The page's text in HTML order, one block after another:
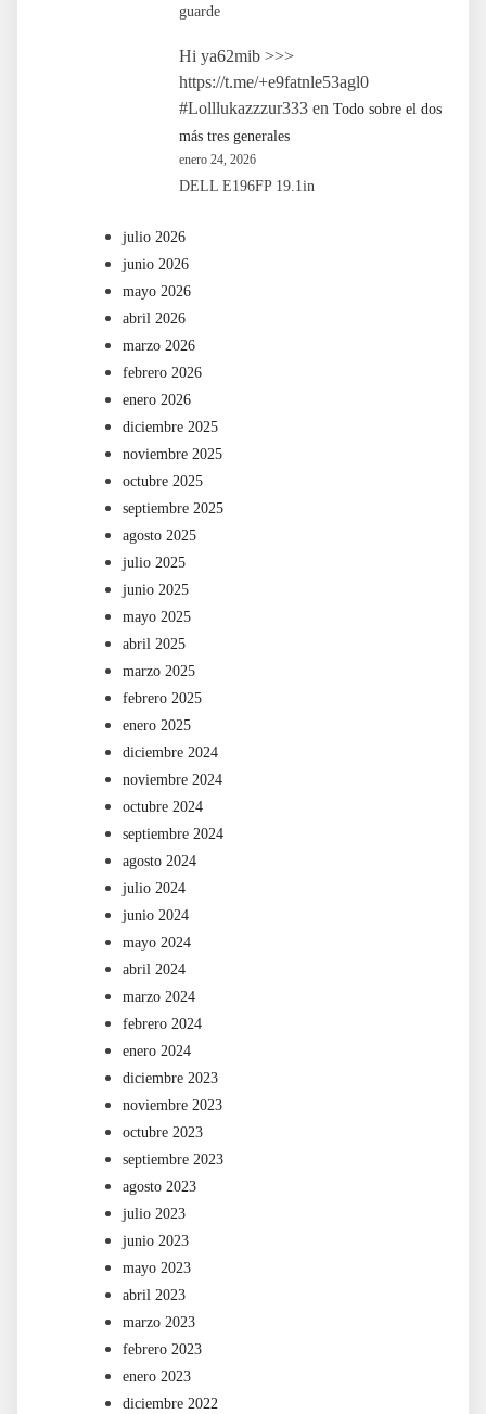
guarde
Hi ya62mib >>>
https://t.me/+e9fatnle53agl0
#Lolllukazzzur333 en Todo sobre el dos
más tres generales
enero 24, 2026
DELL E196FP 19.1in
julio 2026
junio 2026
mayo 2026
abril 2026
marzo 2026
febrero 2026
enero 2026
diciembre 2025
noviembre 2025
octubre 2025
septiembre 2025
agosto 2025
julio 2025
junio 2025
mayo 2025
abril 2025
marzo 2025
febrero 2025
enero 2025
diciembre 2024
noviembre 2024
octubre 2024
septiembre 2024
agosto 2024
julio 2024
junio 2024
mayo 2024
abril 2024
marzo 2024
febrero 2024
enero 2024
diciembre 2023
noviembre 2023
octubre 2023
septiembre 2023
agosto 2023
julio 2023
junio 2023
mayo 2023
abril 2023
marzo 2023
febrero 2023
enero 2023
diciembre 2022